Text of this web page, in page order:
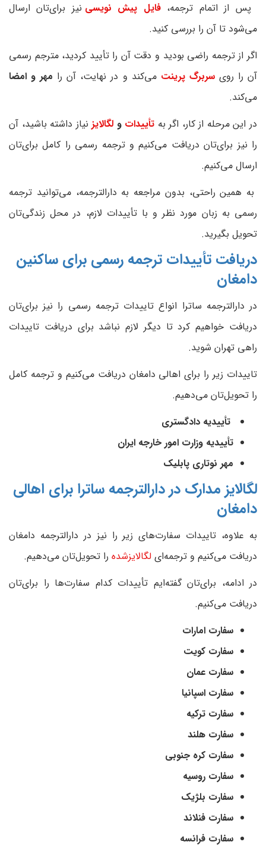
پس از اتمام ترجمه،فایل پیش نویسی نیز برای‌تان ارسال
می‌شود تا آن را بررسی کنید.
اگر از ترجمه راضی بودید و دقت آن را تأیید کردید، مترجم رسمی
آن را روی سربرگ پرینت می‌کند و در نهایت، آن را مهر و امضا
می‌کند.
در این مرحله از کار، اگر به تأییداتو لگالایز نیاز داشته باشید، آن
را نیز برای‌تان دریافت می‌کنیم و ترجمه رسمی را کامل برای‌تان
ارسال می‌کنیم.
به همین راحتی، بدون مراجعه به دارالترجمه، می‌توانید ترجمه
رسمی به زبان مورد نظر و با تأییدات لازم، در محل زندگی‌تان
تحویل بگیرید.
دریافت تأییدات ترجمه رسمی برای ساکنین
دامغان
در دارالترجمه ساترا انواع تاییدات ترجمه رسمی را نیز برای‌تان
دریافت خواهیم کرد تا دیگر لازم نباشد برای دریافت تاییدات
راهی تهران شوید.
تاییدات زیر را برای اهالی دامغان دریافت می‌کنیم و ترجمه کامل
را تحویل‌تان می‌دهیم.
تأییدیه دادگستری
تأییدیه وزارت امور خارجه ایران
مهر نوتاری پابلیک
لگالایز مدارک در دارالترجمه ساترا برای اهالی
دامغان
به علاوه، تاییدات سفارت‌های زیر را نیز در دارالترجمه دامغان
دریافت می‌کنیم و ترجمه‌ای لگالایزشده را تحویل‌تان می‌دهیم.
در ادامه، برای‌تان گفته‌ایم تأییدات کدام سفارت‌ها را برای‌تان
دریافت می‌کنیم.
سفارت امارات
سفارت کویت
سفارت عمان
سفارت اسپانیا
سفارت ترکیه
سفارت هلند
سفارت کره جنوبی
سفارت روسیه
سفارت بلژیک
سفارت فنلاند
سفارت فرانسه